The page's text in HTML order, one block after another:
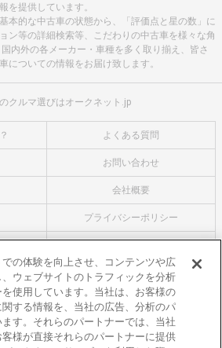
を提供しています。
本的な中古車の状態から、「評価点と星の数」に
ン等の詳細検索等、こだわりの中古車を様々な角
内外の各メーカー・車種を多く取り揃え、皆さ
についての情報をお届け致します。
クルマ選びはオークネット.jp
よくある質問
お問い合わせ
会社概要
プライバシーポリシー
ビス
クの窓口
モトオークレンタルバイク
の体験を向上させ、コンテンツや広
ウェブサイトのトラフィックを分析
使用しています。当社は、お客様の
する情報を、当社の広告、分析のパ
す。それらのパートナーでは、当社
様が直接それらのパートナーに提供